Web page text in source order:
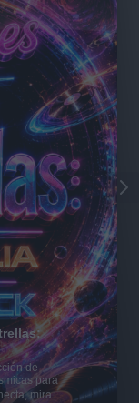
de
para
mira